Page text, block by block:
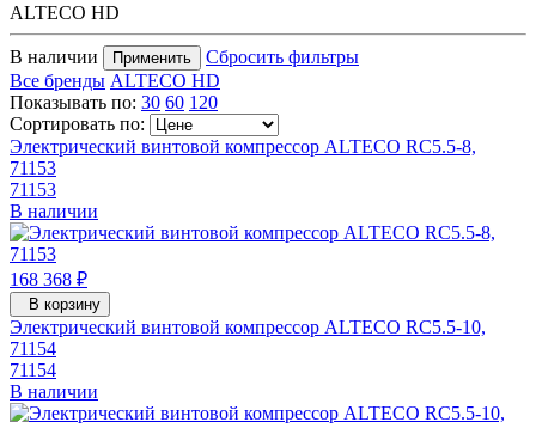
ALTECO HD
В наличии Применить
Сбросить фильтры
Все бренды ALTECO HD
Показывать по: 30 60 120
Сортировать по:
Электрический винтовой компрессор ALTECO RC5.5-8,
71153
71153
В наличии
168 368 ₽
В корзину
Электрический винтовой компрессор ALTECO RC5.5-10,
71154
71154
В наличии